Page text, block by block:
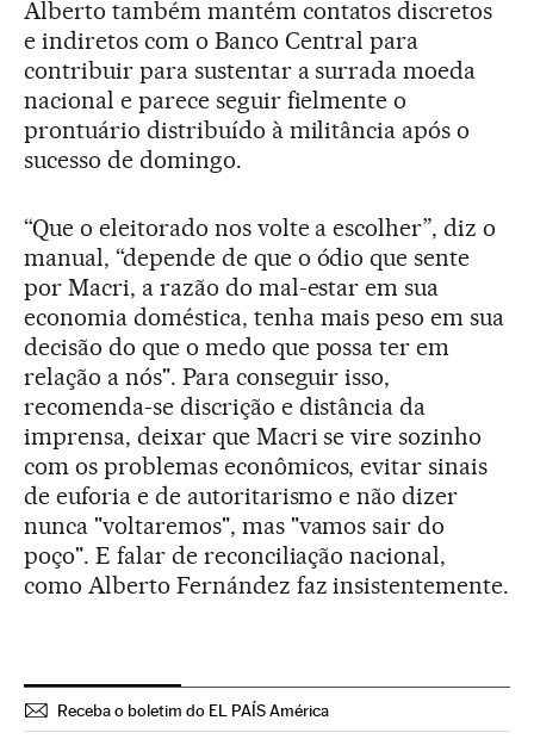
Alberto também mantém contatos discretos
e indiretos com o Banco Central para
contribuir para sustentar a surrada moeda
nacional e parece seguir fielmente o
prontuário distribuído à militância após o
sucesso de domingo.
“Que o eleitorado nos volte a escolher”, diz o
manual, “depende de que o ódio que sente
por Macri, a razão do mal-estar em sua
economia doméstica, tenha mais peso em sua
decisão do que o medo que possa ter em
relação a nós". Para conseguir isso,
recomenda-se discrição e distância da
imprensa, deixar que Macri se vire sozinho
com os problemas econômicos, evitar sinais
de euforia e de autoritarismo e não dizer
nunca "voltaremos", mas "vamos sair do
poço". E falar de reconciliação nacional,
como Alberto Fernández faz insistentemente.
Receba o boletim do EL PAÍS América